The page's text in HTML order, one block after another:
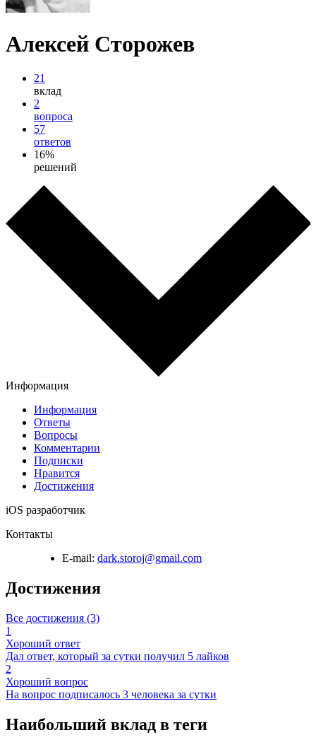
Алексей Сторожев
21
вклад
2
вопроса
57
ответов
16%
решений
Информация
Информация
Ответы
Вопросы
Комментарии
Подписки
Нравится
Достижения
iOS разработчик
Контакты
E-mail: dark.storoj@gmail.com
Достижения
Все достижения (3)
1
Хороший ответ
Дал ответ, который за сутки получил 5 лайков
2
Хороший вопрос
На вопрос подписалось 3 человека за сутки
Наибольший вклад в теги